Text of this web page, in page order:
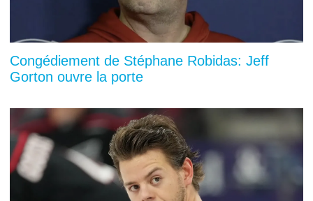
Congédiement de Stéphane Robidas: Jeff
Gorton ouvre la porte